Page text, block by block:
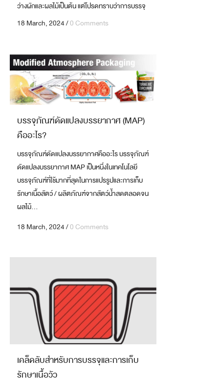
ว่างผักและผลไม้เป็นต้น แต่โปรดทราบว่าการบรรจุ
แบบสูญญากาศไม่ได้เป็นการบรรจุแบบสากล วิธี
18 March, 2024/0 Comments
บรรจุภัณฑ์ดัดแปลงบรรยากาศ (MAP)
คืออะไร?
บรรจุภัณฑ์ดัดแปลงบรรยากาศคืออะไร บรรจุภัณฑ์
ดัดแปลงบรรยากาศ MAP เป็นหนึ่งในเทคโนโลยี
บรรจุภัณฑ์ที่ใช้มากที่สุดในการแปรรูปและการเก็บ
รักษาเนื้อสัตว์ / ผลิตภัณฑ์จากสัตว์น้ำสดตลอดจน
ผลไม้...
18 March, 2024/0 Comments
เคล็ดลับสำหรับการบรรจุและการเก็บ
รักษาเนื้อวัว